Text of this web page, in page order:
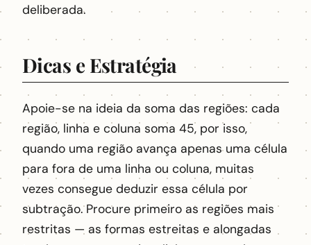
deliberada.
Dicas e Estratégia
Apoie-se na ideia da soma das regiões: cada
região, linha e coluna soma 45, por isso,
quando uma região avança apenas uma célula
para fora de uma linha ou coluna, muitas
vezes consegue deduzir essa célula por
subtração. Procure primeiro as regiões mais
restritas — as formas estreitas e alongadas